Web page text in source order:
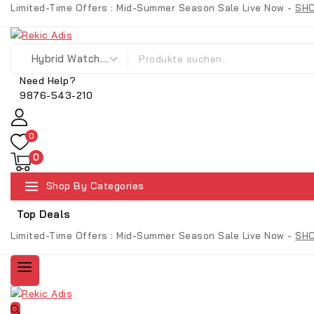
Limited-Time Offers : Mid-Summer Season Sale Live Now -
Need Help?
9876-543-210
0
0
Shop By Categories
Top Deals
Limited-Time Offers : Mid-Summer Season Sale Live Now -